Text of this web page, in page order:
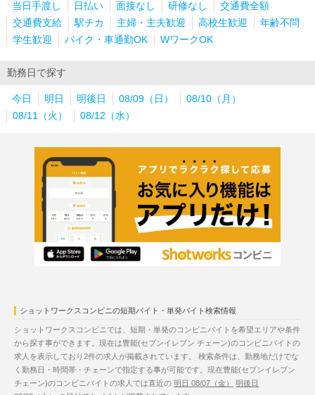
当日手渡し 日払い 面接なし 研修なし
交通費全額
交通費支給
駅チカ 主婦・主夫歓迎 高校生歓迎
年齢不問
学生歓迎
バイク・車通勤OK WワークOK
勤務日で探す
今日 明日 明後日 08/09（日）
08/10（月）
08/11（火）
08/12（水）
ショットワークスコンビニの短期バイト・単発バイト検索情報
ショットワークスコンビニでは、短期・単発のコンビニバイトを希望エリアや条件
から探す事ができます。現在は豊能(セブンイレブン チェーン)のコンビニバイトの
求人を表示しており2件の求人が掲載されています。 検索条件は、勤務地だけでな
く勤務日・時間帯・チェーンで指定する事が可能です。現在豊能(セブンイレブン
チェーン)のコンビニバイトの求人では直近の 明日 08/07（金）
明後日